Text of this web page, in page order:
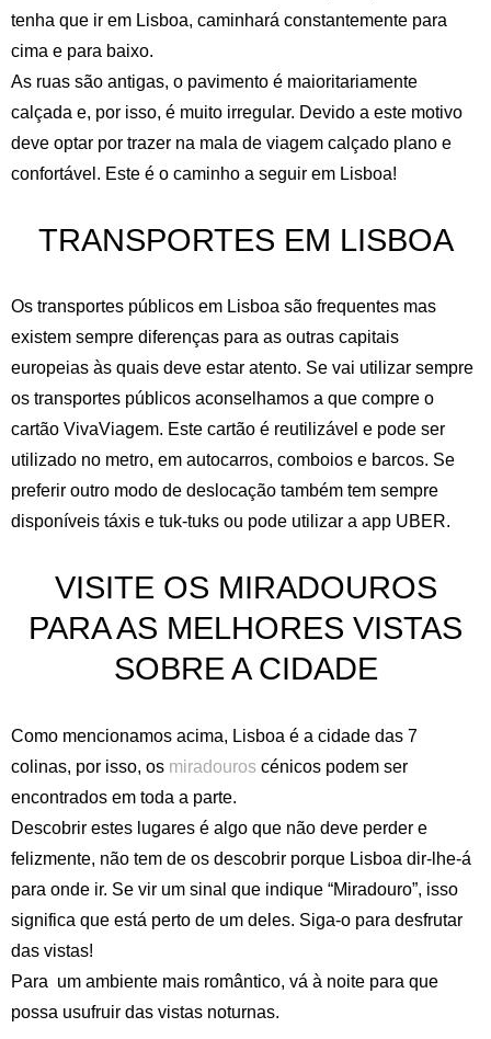
tenha que ir em Lisboa, caminhará constantemente para
cima e para baixo.
As ruas são antigas, o pavimento é maioritariamente
calçada e, por isso, é muito irregular. Devido a este motivo
deve optar por trazer na mala de viagem calçado plano e
confortável. Este é o caminho a seguir em Lisboa!
TRANSPORTES EM LISBOA
Os transportes públicos em Lisboa são frequentes mas
existem sempre diferenças para as outras capitais
europeias às quais deve estar atento. Se vai utilizar sempre
os transportes públicos aconselhamos a que compre o
cartão VivaViagem. Este cartão é reutilizável e pode ser
utilizado no metro, em autocarros, comboios e barcos. Se
preferir outro modo de deslocação também tem sempre
disponíveis táxis e tuk-tuks ou pode utilizar a app UBER.
VISITE OS MIRADOUROS
PARA AS MELHORES VISTAS
SOBRE A CIDADE
Como mencionamos acima, Lisboa é a cidade das 7
colinas, por isso, os miradouros cénicos podem ser
encontrados em toda a parte.
Descobrir estes lugares é algo que não deve perder e
felizmente, não tem de os descobrir porque Lisboa dir-lhe-á
para onde ir. Se vir um sinal que indique “Miradouro”, isso
significa que está perto de um deles. Siga-o para desfrutar
das vistas!
Para um ambiente mais romântico, vá à noite para que
possa usufruir das vistas noturnas.